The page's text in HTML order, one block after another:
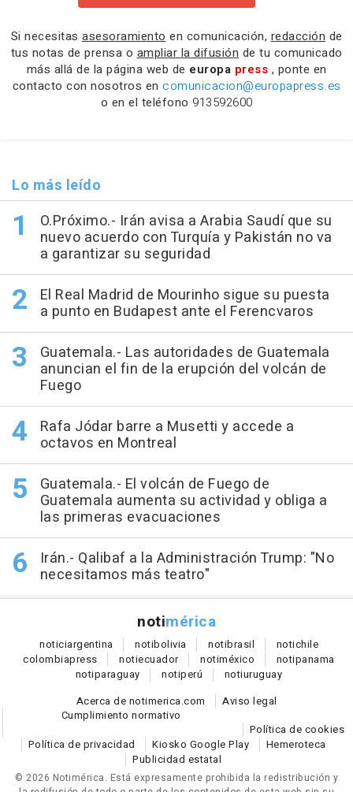
Si necesitas asesoramiento en comunicación, redacción de
tus notas de prensa o ampliar la difusión de tu comunicado
más allá de la página web de europa press , ponte en
contacto con nosotros en comunicacion@europapress.es
o en el teléfono 913592600
Lo más leído
O.Próximo.- Irán avisa a Arabia Saudí que su
nuevo acuerdo con Turquía y Pakistán no va
a garantizar su seguridad
El Real Madrid de Mourinho sigue su puesta
a punto en Budapest ante el Ferencvaros
Guatemala.- Las autoridades de Guatemala
anuncian el fin de la erupción del volcán de
Fuego
Rafa Jódar barre a Musetti y accede a
octavos en Montreal
Guatemala.- El volcán de Fuego de
Guatemala aumenta su actividad y obliga a
las primeras evacuaciones
Irán.- Qalibaf a la Administración Trump: "No
necesitamos más teatro"
notimérica
noticiargentina notibolivia notibrasil notichile
colombiapress notiecuador notiméxico notipanama
notiparaguay notiperú notiuruguay
Acerca de notimerica.com
Aviso legal
Cumplimiento normativo
Política de cookies
Política de privacidad
Kiosko Google Play
Hemeroteca
Publicidad estatal
© 2026 Notimérica. Está expresamente prohibida la redistribución y